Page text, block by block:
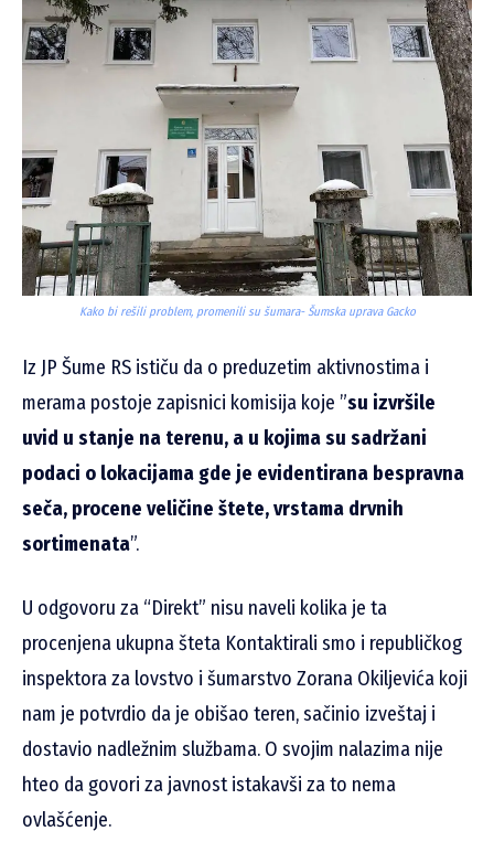
Kako bi rešili problem, promenili su šumara- Šumska uprava Gacko
Iz JP Šume RS ističu da o preduzetim aktivnostima i
merama postoje zapisnici komisija koje ”su izvršile
uvid u stanje na terenu, a u kojima su sadržani
podaci o lokacijama gde je evidentirana bespravna
seča, procene veličine štete, vrstama drvnih
sortimenata”.
U odgovoru za “Direkt” nisu naveli kolika je ta
procenjena ukupna šteta Kontaktirali smo i republičkog
inspektora za lovstvo i šumarstvo Zorana Okiljevića koji
nam je potvrdio da je obišao teren, sačinio izveštaj i
dostavio nadležnim službama. O svojim nalazima nije
hteo da govori za javnost istakavši za to nema
ovlašćenje.